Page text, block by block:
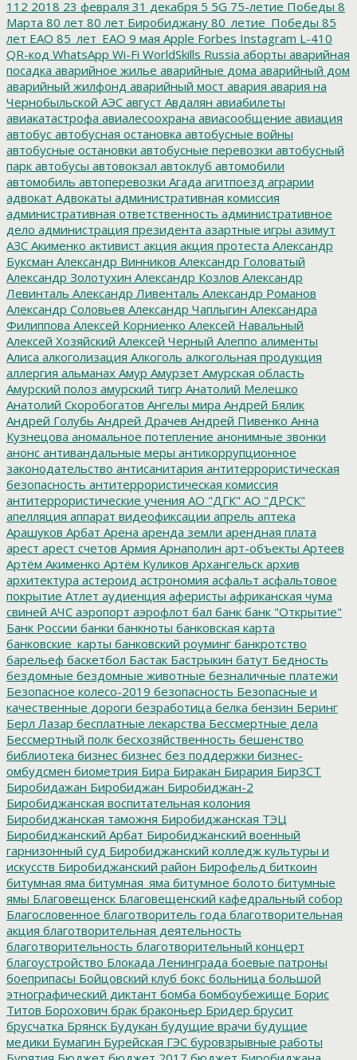
112 2018 23 февраля 31 декабря 5 5G 75-летие Победы 8
Марта 80 лет 80 лет Биробиджану 80_летие_Победы 85
лет ЕАО 85_лет_ЕАО 9 мая Apple Forbes Instagram L-410
QR-код WhatsApp Wi-Fi WorldSkills Russia аборты аварийная
посадка аварийное жилье аварийные дома аварийный дом
аварийный жилфонд аварийный мост авария авария на
Чернобыльской АЭС август Авдалян авиабилеты
авиакатастрофа авиалесоохрана авиасообщение авиация
автобус автобусная остановка автобусные войны
автобусные остановки автобусные перевозки автобусный
парк автобусы автовокзал автоклуб автомобили
автомобиль автоперевозки Агада агитпоезд аграрии
адвокат Адвокаты административная комиссия
административная ответственность административное
дело администрация президента азартные игры азимут
АЗС Акименко активист акция акция протеста Александр
Буксман Александр Винников Александр Головатый
Александр Золотухин Александр Козлов Александр
Левинталь Александр Ливенталь Александр Романов
Александр Соловьев Александр Чаплыгин Александра
Филиппова Алексей Корниенко Алексей Навальный
Алексей Хозяйский Алексей Черный Алеппо алименты
Алиса алкоголизация Алкоголь алкогольная продукция
аллергия альманах Амур Амурзет Амурская область
Амурский полоз амурский тигр Анатолий Мелешко
Анатолий Скоробогатов Ангелы мира Андрей Бялик
Андрей Голубь Андрей Драчев Андрей Пивенко Анна
Кузнецова аномальное потепление анонимные звонки
анонс антивандальные меры антикоррупционное
законодательство антисанитария антитеррористическая
безопасность антитеррористическая комиссия
антитеррористические учения АО "ДГК" АО "ДРСК"
апелляция аппарат видеофиксации апрель аптека
Арашуков Арбат Арена аренда земли арендная плата
арест арест счетов Армия Арнаполин арт-объекты Артеев
Артём Акименко Артём Куликов Архангельск архив
архитектура астероид астрономия асфальт асфальтовое
покрытие Атлет аудиенция аферисты африканская чума
свиней АЧС аэропорт аэрофлот бал банк банк "Открытие"
Банк России банки банкноты банковская карта
банковские_карты банковский роуминг банкротство
барельеф баскетбол Бастак Бастрыкин батут Бедность
бездомные бездомные животные безналичные платежи
Безопасное колесо-2019 безопасность Безопасные и
качественные дороги безработица белка бензин Беринг
Берл Лазар бесплатные лекарства Бессмертные дела
Бессмертный полк бесхозяйственность бешенство
библиотека бизнес бизнес без поддержки бизнес-
омбудсмен биометрия Бира Биракан Бирария БирЗСТ
Биробидажан Биробиджан Биробиджан-2
Биробиджанская воспитательная колония
Биробиджанская таможня Биробиджанская ТЭЦ
Биробиджанский Арбат Биробиджанский военный
гарнизонный суд Биробиджанский колледж культуры и
искусств Биробиджанский район Бирофельд биткоин
битумная яма битумная_яма битумное болото битумные
ямы Благовещенск Благовещенский кафедральный собор
Благословенное благотворитель года благотворительная
акция благотворительная деятельность
благотворительность благотворительный концерт
благоустройство Блокада Ленинграда боевые патроны
боеприпасы Бойцовский клуб бокс больница большой
этнографический диктант бомба бомбоубежище Борис
Титов Борохович брак браконьер Бридер брусит
брусчатка Брянск Будукан будущие врачи будущие
медики Бумагин Бурейская ГЭС буровзрывные работы